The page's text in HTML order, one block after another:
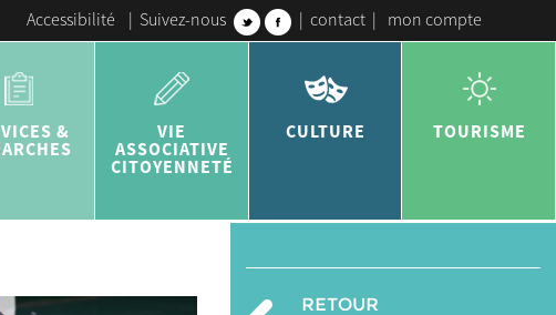
Accessibilité | Suivez-nous | contact | mon compte
&
VIE
ASSOCIATIVE
CITOYENNETÉ
CULTURE TOURISME
RETOUR